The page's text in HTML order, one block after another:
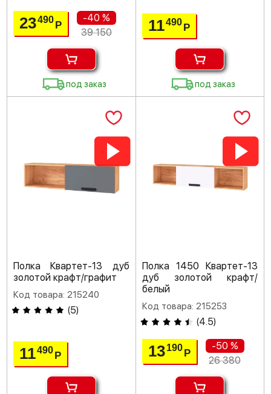
23490Р
-40 %
39 150
под заказ
11490 Р
под заказ
Полка Квартет-13 дуб
золотой крафт/графит
Код товара: 215240
(5)
11490Р
Полка 1450 Квартет-13
дуб золотой крафт/
белый
Код товара: 215253
(4.5)
13 190 Р
-50 %
26 380